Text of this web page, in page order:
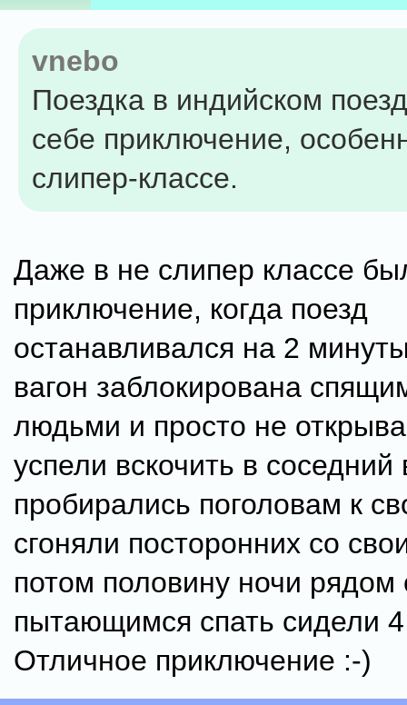
vnebo
Поездка в индийском
себе приключение,
слипер-классе.
Даже в не слипер классе
приключение, когда поезд
останавливался на 2
вагон заблокирована
людьми и просто не
успели вскочить в соседний
пробирались поголовам к
сгоняли посторонних со
потом половину ночи рядом
пытающимся спать сидели
Отличное приключение :-)